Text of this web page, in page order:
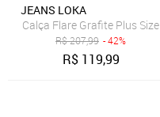
JEANS LOKA
Calça Flare Grafite Plus Size
R$207,99 - 42%
R$ 119,99